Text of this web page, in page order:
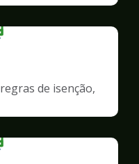
de isenção,